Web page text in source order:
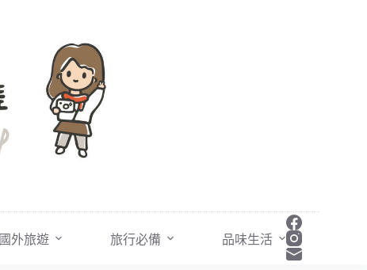
國外旅遊 旅行必備 品味生活